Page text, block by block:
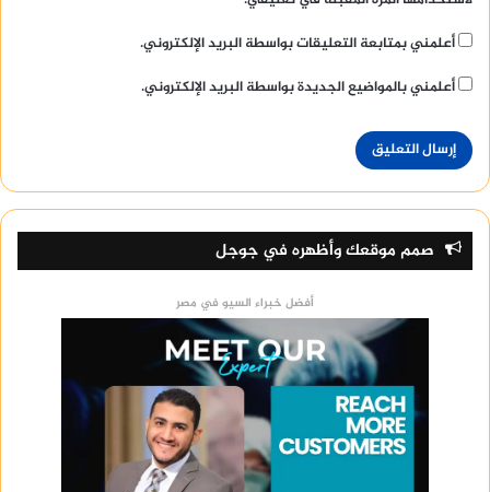
أعلمني بمتابعة التعليقات بواسطة البريد الإلكتروني.
أعلمني بالمواضيع الجديدة بواسطة البريد الإلكتروني.
صمم موقعك وأظهره في جوجل
أفضل خبراء السيو في مصر